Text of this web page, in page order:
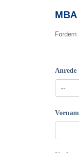
Anrede